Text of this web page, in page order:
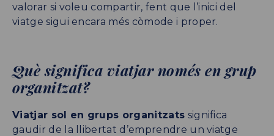
valorar si voleu compartir, fent que l’inici del
viatge sigui encara més còmode i proper.
Què significa viatjar només en grup
organitzat?
Viatjar sol en grups organitzats significa
gaudir de la llibertat d’emprendre un viatge